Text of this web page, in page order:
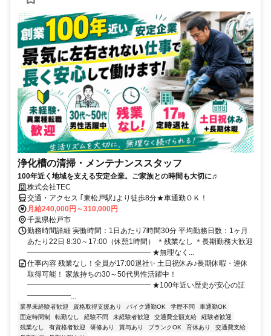
浄化槽の清掃・メンテナンススタッフ
100年近く地域を支える安定企業。ご家族との時間も大切に♬
株式会社TEC
交通・アクセス ｢東松戸駅｣より徒歩8分★車通勤ＯＫ！
月給240,000円～310,000円
千葉県松戸市
勤務時間詳細 実働時間：1日あたり7時間30分 平均勤務日数：1ヶ月
あたり22日 8:30～17:00（休憩1時間） ＊残業なし ＊長期勤務大歓迎
━━━━━━━━━━━━━━━━━ ★無理なく...
仕事内容 残業なし！全員が17:00退社✨ 土日祝休み♪長期休暇・連休
取得可能！ 家族持ちの30～50代男性活躍中！
━━━━━━━━━━━━━━━━━ ★100年近い歴史が安心の証
━━━━━━...
業界未経験者歓迎 資格取得支援あり バイク通勤OK 学歴不問
車通勤OK
固定時間制
転勤なし 経験不問 未経験者歓迎 交通費全額支給
経験者歓迎
残業なし
有資格者歓迎 研修あり 賞与あり ブランクOK 育休あり
交通費支給